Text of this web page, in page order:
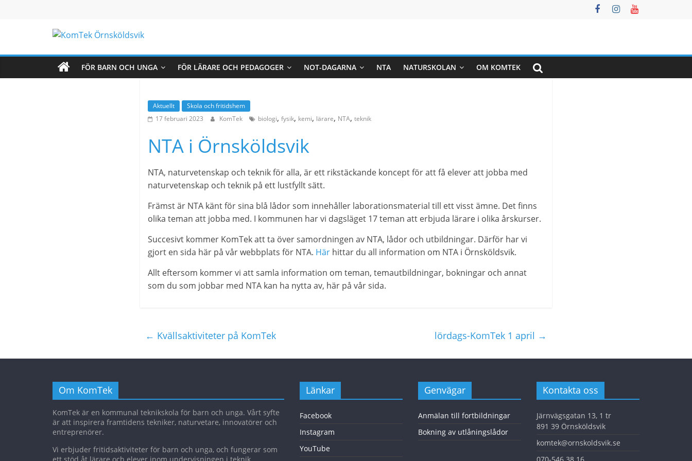
KomTek
Örnsköldsvik
FÖR BARN OCH UNGA FÖR LÄRARE OCH PEDAGOGER NOT-DAGARNA NTA NATURSKOLAN OM KOMTEK
Aktuellt
Skola och fritidshem
17 februari 2023
KomTek biologi, fysik, kemi, lärare, NTA, teknik
NTA i Örnsköldsvik
NTA, naturvetenskap och teknik för alla, är ett rikstäckande koncept för att få elever att jobba med
naturvetenskap och teknik på ett lustfyllt sätt.
Främst är NTA känt för sina blå lådor som innehåller laborationsmaterial till ett visst ämne. Det finns
olika teman att jobba med. I kommunen har vi dagsläget 17 teman att erbjuda lärare i olika årskurser.
Succesivt kommer KomTek att ta över samordningen av NTA, lådor och utbildningar. Därför har vi
gjort en sida här på vår webbplats för NTA. Här hittar du all information om NTA i Örnsköldsvik.
Allt eftersom kommer vi att samla information om teman, temautbildningar, bokningar och annat
som du som jobbar med NTA kan ha nytta av, här på vår sida.
← Kvällsaktiviteter på KomTek lördags-KomTek 1 april →
Om KomTek
KomTek är en kommunal teknikskola för barn och unga. Vårt syfte
är att inspirera framtidens tekniker, naturvetare, innovatörer och
entreprenörer.
Vi erbjuder fritidsaktiviteter för barn och unga, och fungerar som
Länkar
Facebook
Instagram
YouTube
Genvägar
Anmälan till fortbildningar
Bokning av utlåningslådor
Kontakta oss
Järnvägsgatan 13, 1 tr
891 39 Örnsköldsvik
komtek@ornskoldsvik.se